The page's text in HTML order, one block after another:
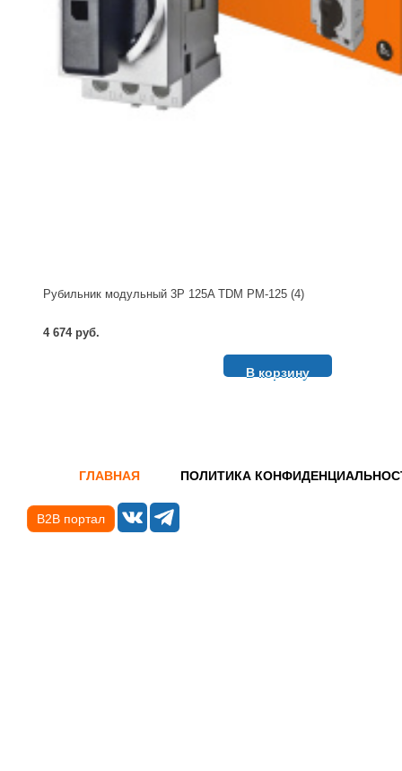
Рубильник модульный 3P 125A TDM РМ-125 (4)
4 674 руб.
В корзину
ГЛАВНАЯ ПОЛИТИКА
B2B портал